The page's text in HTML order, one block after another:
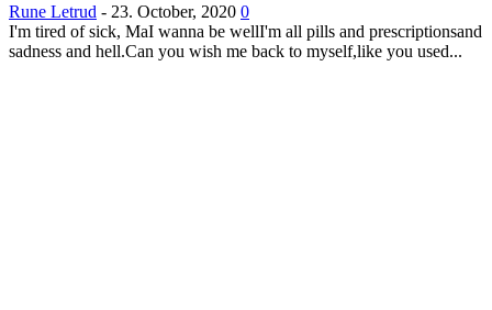
Rune Letrud - 23. October, 2020 0
I'm tired of sick, MaI wanna be wellI'm all pills and prescriptionsand
sadness and hell.Can you wish me back to myself,like you used...